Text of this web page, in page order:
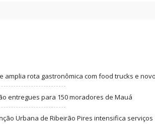
amplia rota gastronômica com food trucks e
entregues para 150 moradores de Mauá
Urbana de Ribeirão Pires intensifica